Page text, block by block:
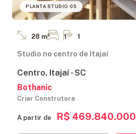
PLANTA STUDIO 05
28 m² 1 1
Studio no centro de Itajaí
Centro, Itajaí - SC
Bothanic
Criar Construtora
A partir de R$ 469.840.000